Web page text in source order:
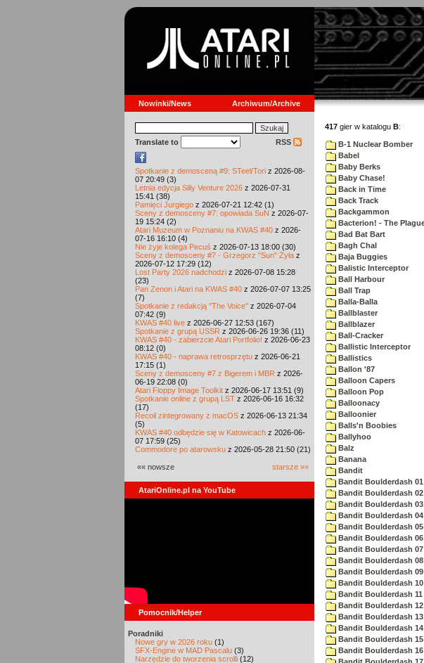
Nowinki/News Archiwum/Archive
Translate to RSS
Spotkanie z demosceną #9: STeel/Tori z 2026-08-
07 20:49 (3)
Letnia edycja Silly Venture 2026 z 2026-07-31
15:41 (38)
Pamięci Jurgiego z 2026-07-21 12:42 (1)
Sceny z demosceny #7: opowiada SuN z 2026-07-
19 15:24 (2)
Atari Muzeum w Poznaniu na KWAS #40 z 2026-
07-16 16:10 (4)
Nie żyje kolega Pecuś z 2026-07-13 18:00 (30)
Sceny z demosceny #7 - Grzegorz "Sun" Żyła z
2026-07-12 17:29 (12)
Lost Party 2026 nadchodzi z 2026-07-08 15:28
(23)
Pan Zenon i Atari na KWAS #40 z 2026-07-07 13:25
(7)
Spotkanie z redakcją "The Voice" z 2026-07-04
07:42 (9)
KWAS #40 live z 2026-06-27 12:53 (167)
Spotkanie z grupą USSR z 2026-06-26 19:36 (11)
KWAS #40 - zabierzcie Atari Portfolio! z 2026-06-23
08:12 (0)
KWAS #40 - naprawa retrosprzętu z 2026-06-21
17:15 (1)
Sceny z demosceny #7 z Bigerem i MBR z 2026-
06-19 22:08 (0)
Atari Floppy Image Toolkit z 2026-06-17 13:51 (9)
Spotkanie online z grupą LST z 2026-06-16 16:32
(17)
Recoil zintegrowany z macOS z 2026-06-13 21:34
(5)
KWAS #40 odbędzie się w Katowicach z 2026-06-
07 17:59 (25)
Commodore po atarowsku z 2026-05-28 21:50 (21)
«« nowsze starsze »»
AtariOnline.pl na YouTube
Pomocnik/Helper
Poradniki
Nowe gry w 2026 roku (1)
SFX-Engine w MAD Pascalu (3)
Narzędzie do tworzenia scrolli (12)
417 gier w katalogu B:
B-1 Nuclear Bomber
Babel
Baby Berks
Baby Chase!
Back in Time
Back Track
Backgammon
Bacterion! - The
Bad Bat Bart
Bagh Chal
Baja Buggies
Balistic Interceptor
Ball Harbour
Ball Trap
Balla-Balla
Ballblaster
Ballblazer
Ball-Cracker
Ballistic Interceptor
Ballistics
Ballon '87
Balloon Capers
Balloon Pop
Balloonacy
Balloonier
Balls'n Boobies
Ballyhoo
Balz
Banana
Bandit
Bandit Boulderdash 01
Bandit Boulderdash 02
Bandit Boulderdash 03
Bandit Boulderdash 04
Bandit Boulderdash 05
Bandit Boulderdash 06
Bandit Boulderdash 07
Bandit Boulderdash 08
Bandit Boulderdash 09
Bandit Boulderdash 10
Bandit Boulderdash 11
Bandit Boulderdash 12
Bandit Boulderdash 13
Bandit Boulderdash 14
Bandit Boulderdash 15
Bandit Boulderdash 16